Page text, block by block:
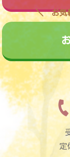
お気
定